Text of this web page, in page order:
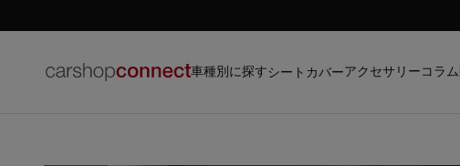
車種別に探すシートカバーアクセサリーコラム